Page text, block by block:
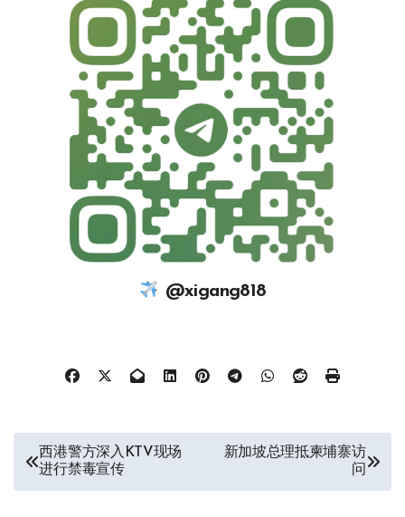
@xigang818
西港警方深入KTV现场
进行禁毒宣传
新加坡总理抵柬埔寨访
问